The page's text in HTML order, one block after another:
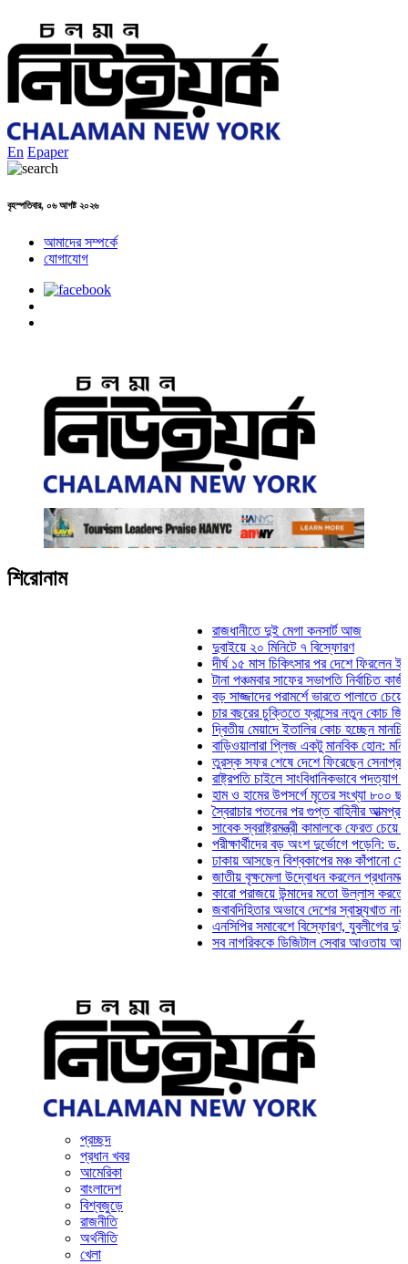
En Epaper
বৃহস্পতিবার, ০৬ আগষ্ট ২০২৬
আমাদের সম্পর্কে
যোগাযোগ
শিরোনাম
রাজধানীতে দুই মেগা কনসার্ট আজ
দুবাইয়ে ২০ মিনিটে ৭ বিস্ফোরণ
দীর্ঘ ১৫ মাস চিকিৎসার পর দেশে ফিরলেন ইলিয়াস
টানা পঞ্চমবার সাফের সভাপতি নির্বাচিত কাজী
বড় সাজ্জাদের পরামর্শে ভারতে পালাতে
চার বছরের চুক্তিতে ফ্রান্সের নতুন কোচ জিদান
দ্বিতীয় মেয়াদে ইতালির কোচ হচ্ছেন মানচিনি
বাড়িওয়ালারা প্লিজ একটু মানবিক হোন: মনিরা মিঠু
তুরস্ক সফর শেষে দেশে ফিরেছেন সেনাপ্রধান
রাষ্ট্রপতি চাইলে সাংবিধানিকভাবে পদত্যাগ করতে
হাম ও হামের উপসর্গে মৃতের সংখ্যা ৮০০ ছাড়াল
স্বৈরাচার পতনের পর গুপ্ত বাহিনীর আত্মপ্রকাশ:
সাবেক স্বরাষ্ট্রমন্ত্রী কামালকে ফেরত চেয়ে
পরীক্ষার্থীদের বড় অংশ দুর্ভোগে পড়েনি: ড. মাহ্‌দী
ঢাকায় আসছেন বিশ্বকাপের মঞ্চ কাঁপানো সেই
জাতীয় বৃক্ষমেলা উদ্বোধন করলেন প্রধানমন্ত্রী
কারো পরাজয়ে উন্মাদের মতো উল্লাস করতে হয়
জবাবদিহিতার অভাবে দেশের স্বাস্থ্যখাত নানা
এনসিপির সমাবেশে বিস্ফোরণ, যুবলীগের দুই
সব নাগরিককে ডিজিটাল সেবার আওতায় আনতে
প্রচ্ছদ
প্রধান খবর
আমেরিকা
বাংলাদেশ
বিশ্বজুড়ে
রাজনীতি
অর্থনীতি
খেলা